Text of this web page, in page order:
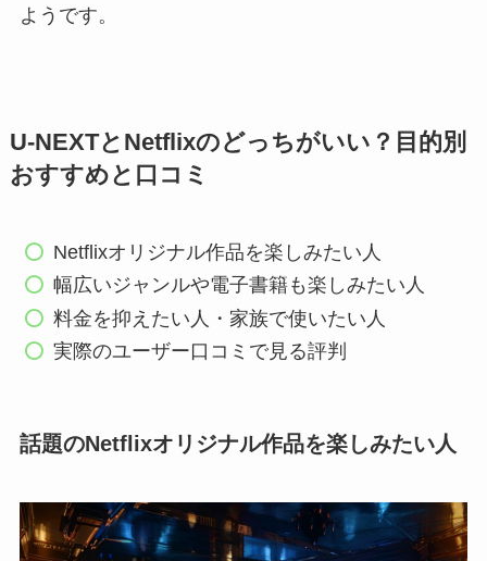
ようです。
U-NEXTとNetflixのどっちがいい？目的別
おすすめと口コミ
Netflixオリジナル作品を楽しみたい人
幅広いジャンルや電子書籍も楽しみたい人
料金を抑えたい人・家族で使いたい人
実際のユーザー口コミで見る評判
話題のNetflixオリジナル作品を楽しみたい人